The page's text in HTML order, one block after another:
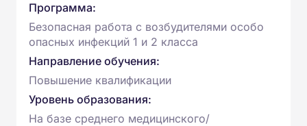
Программа:
Безопасная работа с возбудителями особо
опасных инфекций 1 и 2 класса
Направление обучения:
Повышение квалификации
Уровень образования:
На базе среднего медицинского/